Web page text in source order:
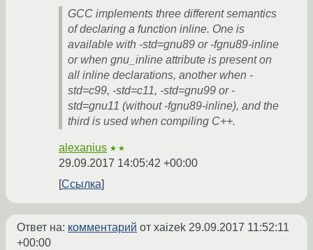
GCC implements three different semantics
of declaring a function inline. One is
available with -std=gnu89 or -fgnu89-inline
or when gnu_inline attribute is present on
all inline declarations, another when -
std=c99, -std=c11, -std=gnu99 or -
std=gnu11 (without -fgnu89-inline), and the
third is used when compiling C++.
alexanius ★★
29.09.2017 14:05:42 +00:00
Ссылка
Ответ на: комментарий от xaizek 29.09.2017 11:52:11
+00:00